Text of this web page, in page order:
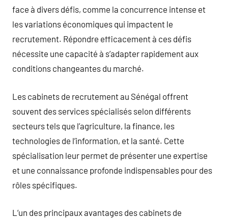
face à divers défis, comme la concurrence intense et
les variations économiques qui impactent le
recrutement. Répondre efficacement à ces défis
nécessite une capacité à s’adapter rapidement aux
conditions changeantes du marché.
Les cabinets de recrutement au Sénégal offrent
souvent des services spécialisés selon différents
secteurs tels que l’agriculture, la finance, les
technologies de l’information, et la santé. Cette
spécialisation leur permet de présenter une expertise
et une connaissance profonde indispensables pour des
rôles spécifiques.
L’un des principaux avantages des cabinets de